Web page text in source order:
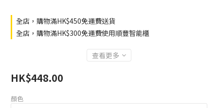
全店，購物滿HK$450免運費送貨
全店，購物滿HK$300免運費使用順豐智能櫃
查看更多
HK$448.00
顏色